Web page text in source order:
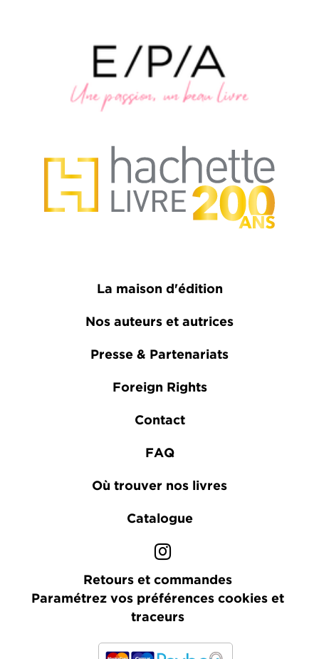
La maison d'édition
Nos auteurs et autrices
Presse & Partenariats
Foreign Rights
Contact
FAQ
Où trouver nos livres
Catalogue
Retours et commandes
Paramétrez vos préférences cookies et
traceurs